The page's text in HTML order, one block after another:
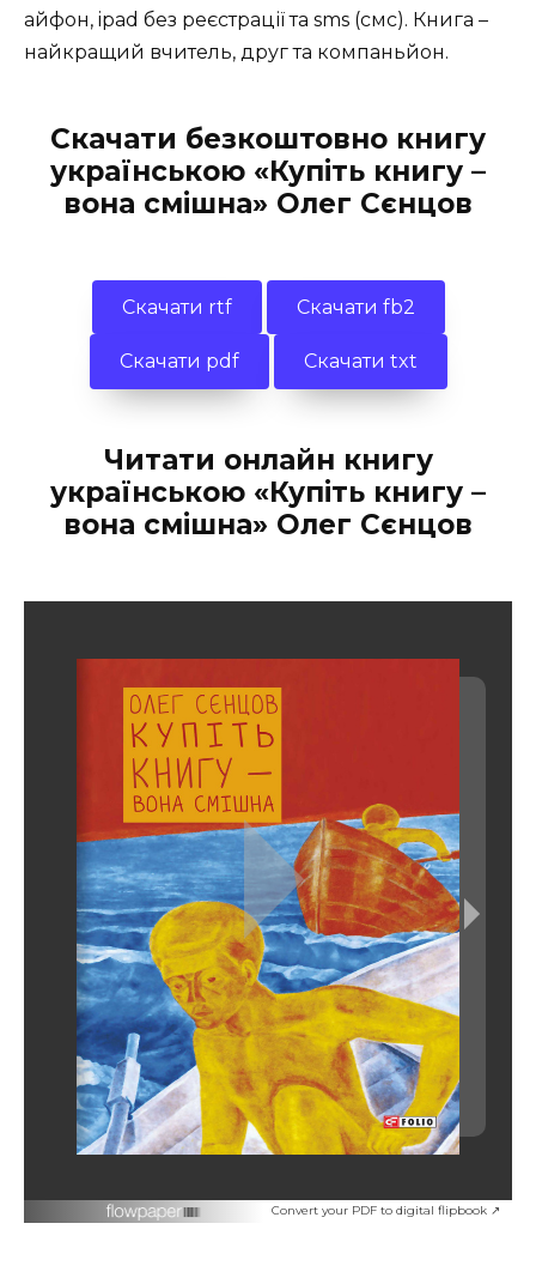
айфон, ipad без реєстрації та sms (смс). Книга –
найкращий вчитель, друг та компаньйон.
Скачати безкоштовно книгу
українською «Купіть книгу –
вона смішна» Олег Сєнцов
Скачати rtf Скачати fb2
Скачати pdf Скачати txt
Читати онлайн книгу
українською «Купіть книгу –
вона смішна» Олег Сєнцов
Convert your PDF to digital flipbook ↗